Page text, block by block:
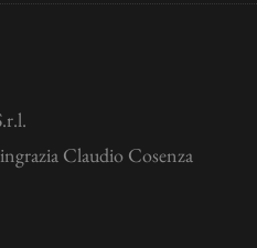
Claudio Cosenza